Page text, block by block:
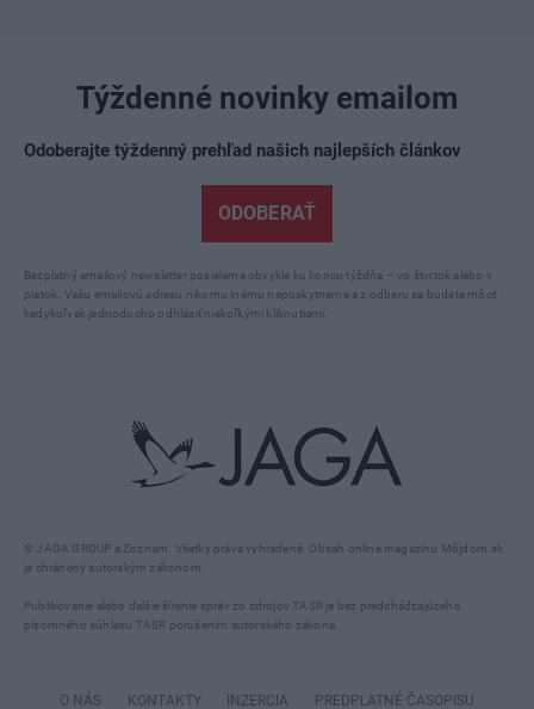
© JAGA GROUP a Zoznam. Všetky práva vyhradené. Obsah online magazínu Môjdom.sk
je chránený autorským zákonom.
Publikovanie alebo ďalšie šírenie správ zo zdrojov TASR je bez predchádzajúceho
písomného súhlasu TASR porušením autorského zákona.
Týždenné novinky emailom
Odoberajte týždenný prehľad našich najlepších článkov
ODOBERAŤ
Bezplatný emailový newsletter posielame obvykle ku koncu týždňa – vo štvrtok alebo v
piatok. Vašu emailovú adresu nikomu inému neposkytneme a z odberu sa budete môcť
kedykoľvek jednoducho odhlásiť niekoľkými kliknutiami.
O NÁS KONTAKTY INZERCIA PREDPLATNÉ ČASOPISU